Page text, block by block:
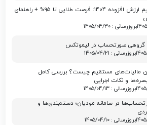
بخشودگی جرایم ارزش افزوده ۱۴۰۴: فرصت طلایی تا ۹۵% + راهنمای
بروزرسانی : 1405/04/30
گروهی صورتحساب در لیموتکس
بروزرسانی : 1405/04/21
قانون مالیات‌های مستقیم چیست؟ بررسی کامل
و نکات اجرایی
بروزرسانی : 1405/04/13
در سامانه مودیان؛ دسته‌بندی‌ها و
بروزرسانی : 1405/04/10